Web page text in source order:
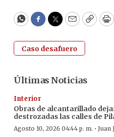
WhatsApp
Facebook
Twitter
EmailCopy
Caso desafuero
Últimas Noticias
Interior
Obras de alcantarillado
destrozadas las calles de
Agosto 10, 2026 04:44 p. m. · Juan